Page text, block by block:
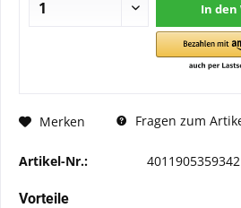
In den
Merken Fragen zum
Artikel-Nr.: 4011905359342
Vorteile